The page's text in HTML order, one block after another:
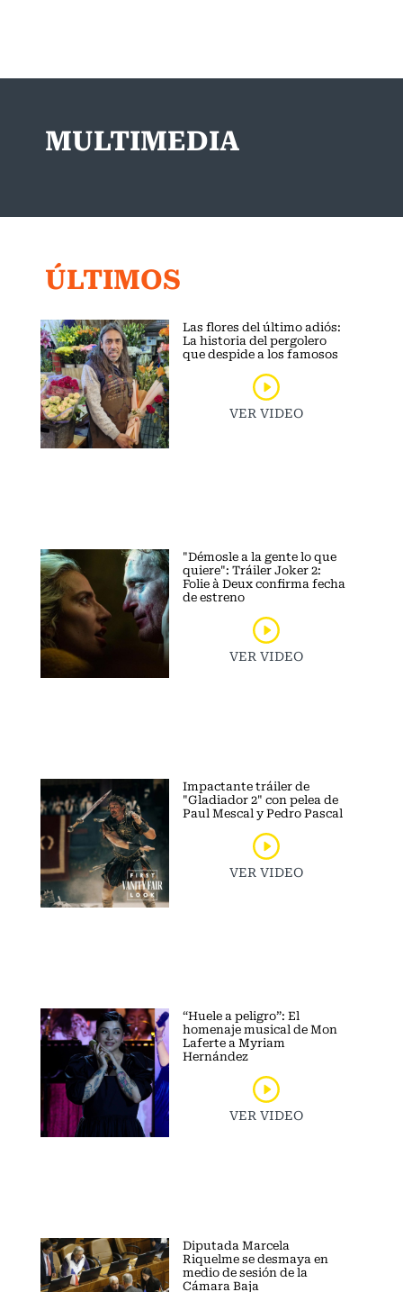
MULTIMEDIA
ÚLTIMOS
Las flores del último adiós:
La historia del pergolero
que despide a los famosos
VER VIDEO
"Démosle a la gente lo que
quiere": Tráiler Joker 2:
Folie à Deux confirma fecha
de estreno
VER VIDEO
Impactante tráiler de
"Gladiador 2" con pelea de
Paul Mescal y Pedro Pascal
VER VIDEO
“Huele a peligro”: El
homenaje musical de Mon
Laferte a Myriam
Hernández
VER VIDEO
Diputada Marcela
Riquelme se desmaya en
medio de sesión de la
Cámara Baja